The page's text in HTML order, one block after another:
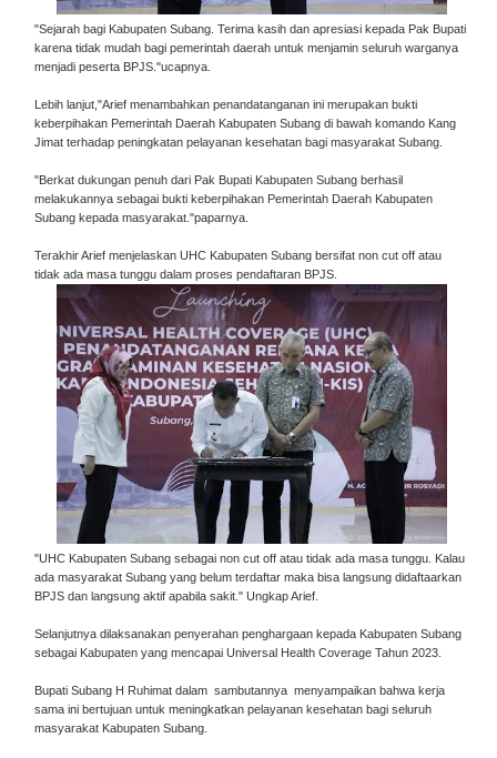
"Sejarah bagi Kabupaten Subang. Terima kasih dan apresiasi kepada Pak Bupati
karena tidak mudah bagi pemerintah daerah untuk menjamin seluruh warganya
menjadi peserta BPJS."ucapnya.
Lebih lanjut,"Arief menambahkan penandatanganan ini merupakan bukti
keberpihakan Pemerintah Daerah Kabupaten Subang di bawah komando Kang
Jimat terhadap peningkatan pelayanan kesehatan bagi masyarakat Subang.
"Berkat dukungan penuh dari Pak Bupati Kabupaten Subang berhasil
melakukannya sebagai bukti keberpihakan Pemerintah Daerah Kabupaten
Subang kepada masyarakat."paparnya.
Terakhir Arief menjelaskan UHC Kabupaten Subang bersifat non cut off atau
tidak ada masa tunggu dalam proses pendaftaran BPJS.
"UHC Kabupaten Subang sebagai non cut off atau tidak ada masa tunggu. Kalau
ada masyarakat Subang yang belum terdaftar maka bisa langsung didaftaarkan
BPJS dan langsung aktif apabila sakit." Ungkap Arief.
Selanjutnya dilaksanakan penyerahan penghargaan kepada Kabupaten Subang
sebagai Kabupaten yang mencapai Universal Health Coverage Tahun 2023.
Bupati Subang H Ruhimat dalam sambutannya menyampaikan bahwa kerja
sama ini bertujuan untuk meningkatkan pelayanan kesehatan bagi seluruh
masyarakat Kabupaten Subang.